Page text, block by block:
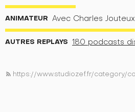
ANIMATEUR Avec Charles Jouteux
AUTRES REPLAYS 180 podcasts
rss_feed https://www.studiozef.fr/category/